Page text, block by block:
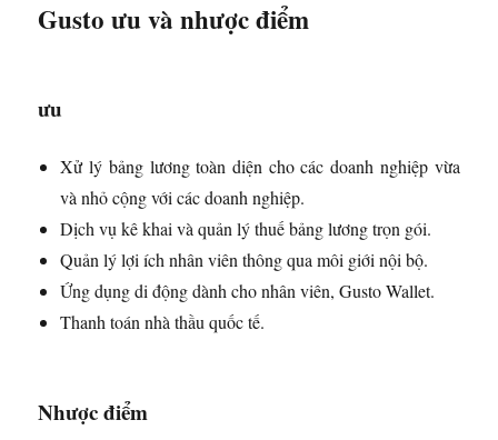
Gusto ưu và nhược điểm
ưu
Xử lý bảng lương toàn diện cho các doanh nghiệp vừa
và nhỏ cộng với các doanh nghiệp.
Dịch vụ kê khai và quản lý thuế bảng lương trọn gói.
Quản lý lợi ích nhân viên thông qua môi giới nội bộ.
Ứng dụng di động dành cho nhân viên, Gusto Wallet.
Thanh toán nhà thầu quốc tế.
Nhược điểm